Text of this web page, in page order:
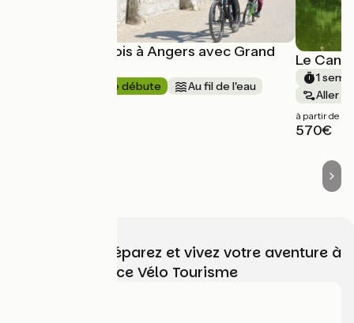
La Loire de Blois à Angers avec Grand
Je débute
Au fil de l'eau
Le
1
Aller
à partir de
570€
Choisissez, préparez et vivez votre aventure à
vélo avec France Vélo Tourisme